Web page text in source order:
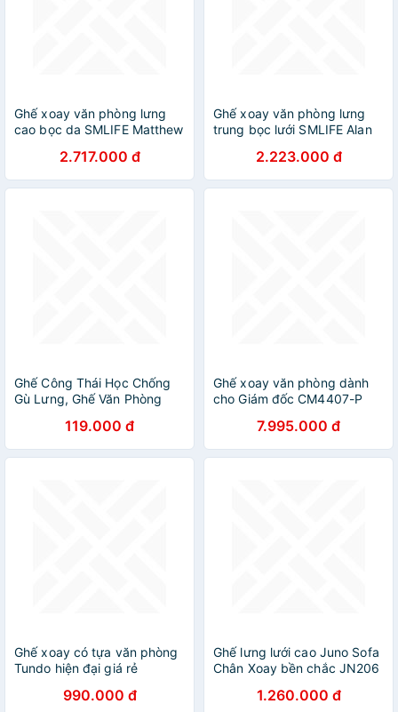
Ghế xoay văn phòng lưng
cao bọc da SMLIFE Matthew
2.717.000 đ
Ghế xoay văn phòng lưng
trung bọc lưới SMLIFE Alan
2.223.000 đ
Ghế Công Thái Học Chống
Gù Lưng, Ghế Văn Phòng
Phù Hợp Trẻ Em, Sinh Viên,
Người Làm Văn Phòng - Giao
màu ngẫu nhiên
119.000 đ
Ghế xoay văn phòng dành
cho Giám đốc CM4407-P
đạo da PVC cao cấp chân
xoay tay nhôm Office Chair
7.995.000 đ
Ghế xoay có tựa văn phòng
Tundo hiện đại giá rẻ
990.000 đ
Ghế lưng lưới cao Juno Sofa
Chân Xoay bền chắc JN206
1.260.000 đ